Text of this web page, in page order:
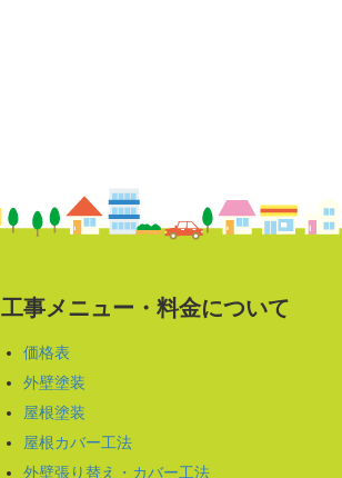
工事メニュー・料金について
価格表
外壁塗装
屋根塗装
屋根カバー工法
外壁張り替え・カバー工法